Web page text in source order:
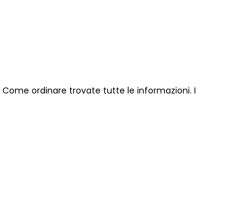
Come ordinare trovate tutte le informazioni. I